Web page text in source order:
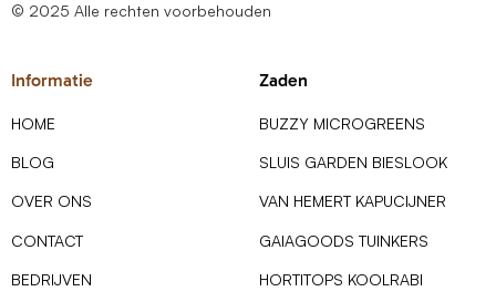
© 2025 Alle rechten voorbehouden
Informatie
HOME
BLOG
OVER ONS
CONTACT
BEDRIJVEN
Zaden
BUZZY MICROGREENS
SLUIS GARDEN BIESLOOK
VAN HEMERT KAPUCIJNER
GAIAGOODS TUINKERS
HORTITOPS KOOLRABI